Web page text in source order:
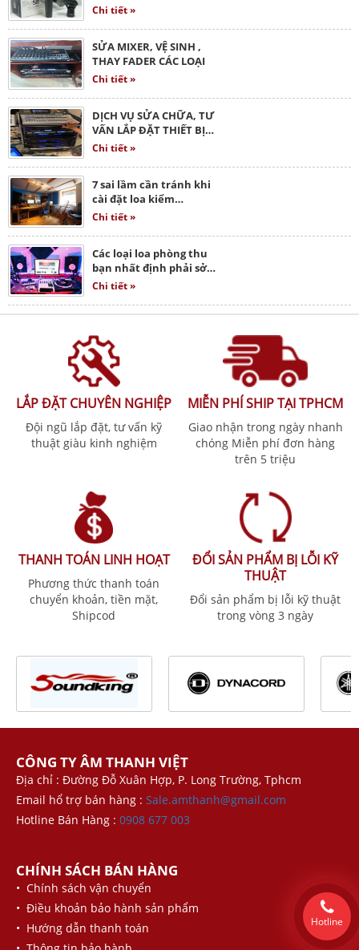
Chi tiết »
SỬA MIXER, VỆ SINH ,
THAY FADER CÁC LOẠI
Chi tiết »
DỊCH VỤ SỬA CHỮA, TƯ
VẤN LẮP ĐẶT THIẾT BỊ…
Chi tiết »
7 sai lầm cần tránh khi
cài đặt loa kiểm…
Chi tiết »
Các loại loa phòng thu
bạn nhất định phải sở…
Chi tiết »
LẮP ĐẶT CHUYÊN NGHIỆP
Đội ngũ lắp đặt, tư vấn kỹ
thuật giàu kinh nghiệm
MIỄN PHÍ SHIP TẠI TPHCM
Giao nhận trong ngày nhanh
chóng Miễn phí đơn hàng
trên 5 triệu
THANH TOÁN LINH HOẠT
Phương thức thanh toán
chuyển khoản, tiền mặt,
Shipcod
ĐỔI SẢN PHẨM BỊ LỖI KỸ
THUẬT
Đổi sản phẩm bị lỗi kỹ thuật
trong vòng 3 ngày
CÔNG TY ÂM THANH VIỆT
Địa chỉ : Đường Đỗ Xuân Hợp, P. Long Trường, Tphcm
Email hổ trợ bán hàng : Sale.amthanh@gmail.com
Hotline Bán Hàng : 0908 677 003
CHÍNH SÁCH BÁN HÀNG
• Chính sách vận chuyển
• Điều khoản bảo hành sản phẩm
• Hướng dẫn thanh toán
Hotline